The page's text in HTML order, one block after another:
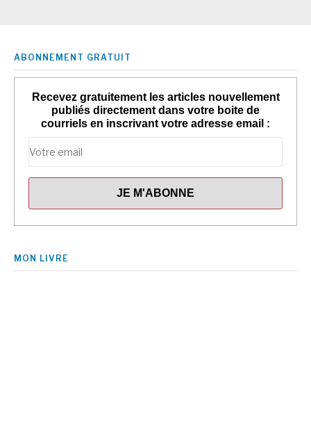
ABONNEMENT GRATUIT
Recevez gratuitement les articles nouvellement
publiés directement dans votre boite de
courriels en inscrivant votre adresse email :
MON LIVRE